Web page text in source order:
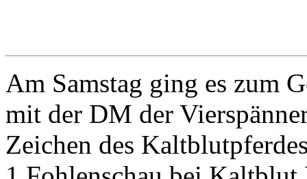
Am Samstag ging es zum
mit der DM der
Zeichen des